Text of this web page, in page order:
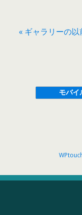
« ギャラリーの
モバイ